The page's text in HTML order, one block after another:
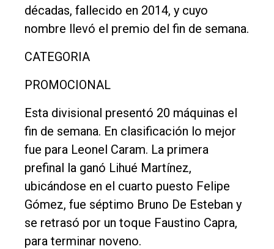
Entrevistas
Rural
Deportes
Fúnebres
Edición
Empresa
Nosotros
Contacto
décadas, fallecido en 2014, y cuyo
nombre llevó el premio del fin de semana.
CATEGORIA
PROMOCIONAL
Esta divisional presentó 20 máquinas el
fin de semana. En clasificación lo mejor
fue para Leonel Caram. La primera
prefinal la ganó Lihué Martínez,
ubicándose en el cuarto puesto Felipe
Gómez, fue séptimo Bruno De Esteban y
se retrasó por un toque Faustino Capra,
para terminar noveno.